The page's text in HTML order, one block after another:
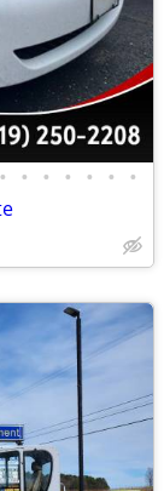
• • • • • • •